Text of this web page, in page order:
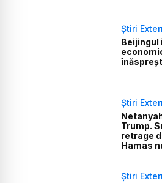
Știri
Beijingul
Știri
Trump.
retrage
Hamas
Știri